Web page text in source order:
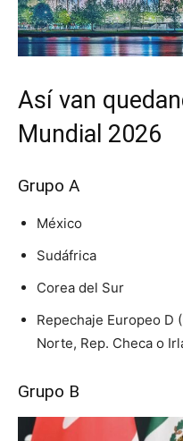
Así van
Mundial 2026
Grupo A
México
Sudáfrica
Corea del Sur
Repechaje Europeo D
Norte, Rep. Checa o
Grupo B